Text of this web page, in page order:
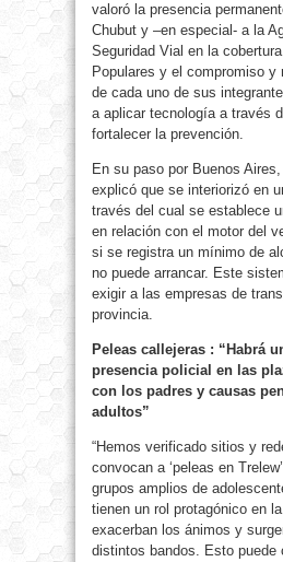
valoró la presencia
Chubut y –en especial- a la
Seguridad Vial en la
Populares y el compromiso y
de cada uno de sus
a aplicar tecnología a través
fortalecer la prevención.
En su paso por Buenos
explicó que se interiorizó en
través del cual se establece
en relación con el motor del
si se registra un mínimo de
no puede arrancar. Este
exigir a las empresas de
provincia.
Peleas callejeras : “Habrá
presencia policial en las
con los padres y causas
adultos”
“Hemos verificado sitios y
convocan a ‘peleas en
grupos amplios de
tienen un rol protagónico en
exacerban los ánimos y
distintos bandos. Esto puede